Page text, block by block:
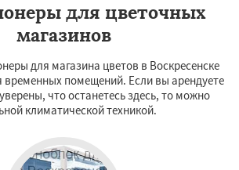
для цветочных
магазинов
для магазина цветов в Воскресенске
временных помещений. Если вы арендуете
что останетесь здесь, то можно
климатической техникой.